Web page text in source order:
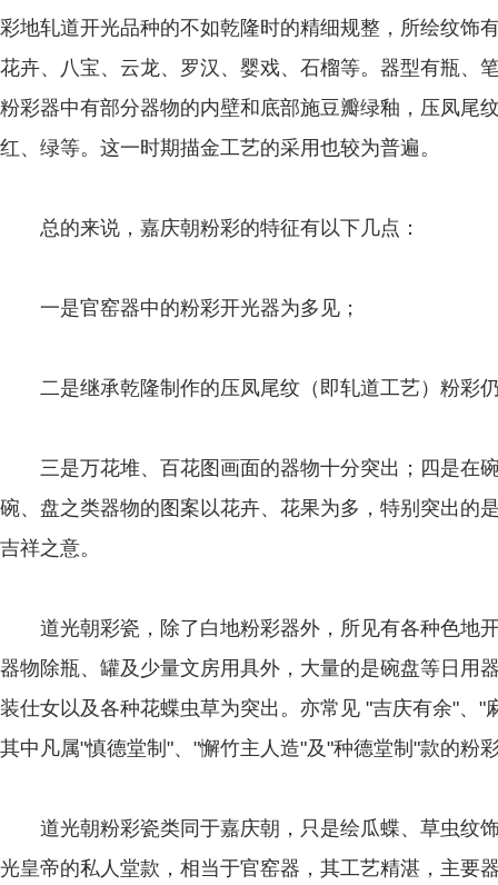
彩地轧道开光品种的不如乾隆时的精细规整，所绘纹饰
花卉、八宝、云龙、罗汉、婴戏、石榴等。器型有瓶、
粉彩器中有部分器物的内壁和底部施豆瓣绿釉，压凤尾
红、绿等。这一时期描金工艺的采用也较为普遍。
总的来说，嘉庆朝粉彩的特征有以下几点：
一是官窑器中的粉彩开光器为多见；
二是继承乾隆制作的压凤尾纹（即轧道工艺）粉彩
三是万花堆、百花图画面的器物十分突出；四是在
碗、盘之类器物的图案以花卉、花果为多，特别突出的
吉祥之意。
道光朝彩瓷，除了白地粉彩器外，所见有各种色地
器物除瓶、罐及少量文房用具外，大量的是碗盘等日用
装仕女以及各种花蝶虫草为突出。亦常见 "吉庆有余"、"
其中凡属"慎德堂制"、"懈竹主人造"及"种德堂制"款的粉
道光朝粉彩瓷类同于嘉庆朝，只是绘瓜蝶、草虫纹
光皇帝的私人堂款，相当于官窑器，其工艺精湛，主要